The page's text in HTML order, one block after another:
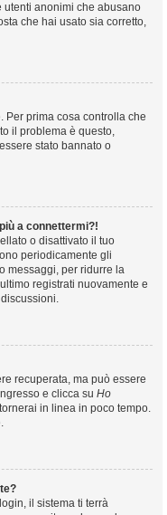
utenti anonimi che abusano
che hai usato sia corretto,
Per prima cosa controlla che
il problema è questo,
stato bannato o
a connettermi?!
o disattivato il tuo
periodicamente gli
messaggi, per ridurre la
registrati nuovamente e
recuperata, ma può essere
e clicca su Ho
in linea in poco tempo.
il sistema ti terrà